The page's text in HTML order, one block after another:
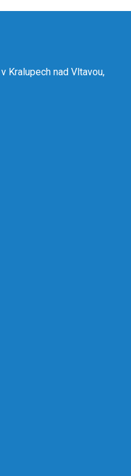
Kralupech nad Vltavou,